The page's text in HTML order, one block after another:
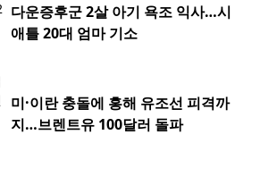
다운증후군 2살 아기 욕조 익사…시
애틀 20대 엄마 기소
미·이란 충돌에 홍해 유조선 피격까
지…브렌트유 100달러 돌파